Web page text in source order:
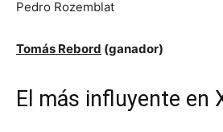
Pedro Rozemblat
Tomás Rebord (ganador)
El más influyente en